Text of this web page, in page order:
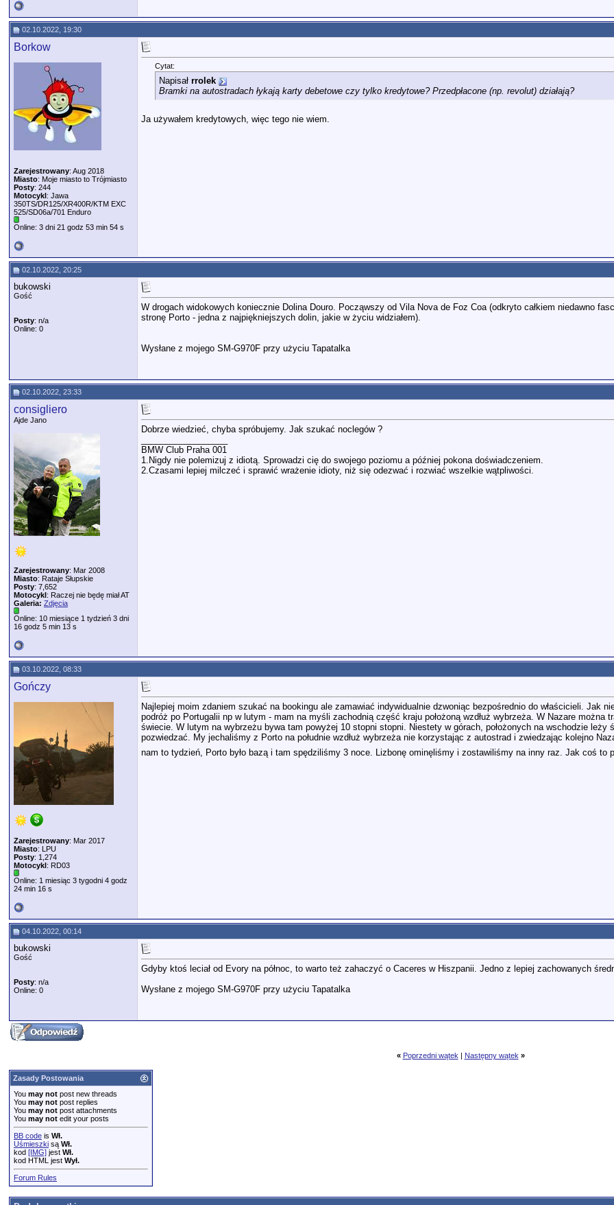
02.10.2022, 19:30
Borkow
Zarejestrowany: Aug 2018
Miasto: Moje miasto to Trójmiasto
Posty: 244
Motocykl: Jawa
350TS/DR125/XR400R/KTM EXC
525/SD06a/701 Enduro
Online: 3 dni 21 godz 53 min 54 s
Cytat:
Napisał rrolek
Bramki na autostradach łykają karty debetowe czy tylko kredytowe? Przedpłacone (np. revolut) działają?
Ja używałem kredytowych, więc tego nie wiem.
02.10.2022, 20:25
bukowski
Gość
Posty: n/a
Online: 0
W drogach widokowych koniecznie Dolina Douro. Począwszy od Vila Nova de Foz Coa (odkryto całkiem niedawno
stronę Porto - jedna z najpiękniejszych dolin, jakie w życiu widziałem).
Wysłane z mojego SM-G970F przy użyciu Tapatalka
02.10.2022, 23:33
consigliero
Ajde Jano
Zarejestrowany: Mar 2008
Miasto: Rataje Słupskie
Posty: 7,652
Motocykl: Raczej nie będę miał AT
Galeria: Zdjęcia
Online: 10 miesiące 1 tydzień 3 dni
16 godz 5 min 13 s
Dobrze wiedzieć, chyba spróbujemy. Jak szukać noclegów ?
BMW Club Praha 001
1.Nigdy nie polemizuj z idiotą. Sprowadzi cię do swojego poziomu a później pokona doświadczeniem.
2.Czasami lepiej milczeć i sprawić wrażenie idioty, niż się odezwać i rozwiać wszelkie wątpliwości.
03.10.2022, 08:33
Gończy
Zarejestrowany: Mar 2017
Miasto: LPU
Posty: 1,274
Motocykl: RD03
Online: 1 miesiąc 3 tygodni 4 godz
24 min 16 s
Najlepiej moim zdaniem szukać na bookingu ale zamawiać indywidualnie dzwoniąc bezpośrednio do właścicieli. Jak
podróż po Portugalii np w lutym - mam na myśli zachodnią część kraju położoną wzdłuż wybrzeża. W Nazare
świecie. W lutym na wybrzeżu bywa tam powyżej 10 stopni stopni. Niestety w górach, położonych na wschodzie
pozwiedzać. My jechaliśmy z Porto na południe wzdłuż wybrzeża nie korzystając z autostrad i zwiedzając kolejno
nam to tydzień, Porto było bazą i tam spędziliśmy 3 noce. Lizbonę ominęliśmy i zostawiliśmy na inny raz. Jak coś to
04.10.2022, 00:14
bukowski
Gość
Posty: n/a
Online: 0
Gdyby ktoś leciał od Evory na północ, to warto też zahaczyć o Caceres w Hiszpanii. Jedno z lepiej zachowanych
Wysłane z mojego SM-G970F przy użyciu Tapatalka
« Poprzedni wątek | Następny wątek »
Zasady Postowania
You may not post new threads
You may not post replies
You may not post attachments
You may not edit your posts
BB code is Wł.
Uśmieszki są Wł.
kod [IMG] jest Wł.
kod HTML jest Wył.
Forum Rules